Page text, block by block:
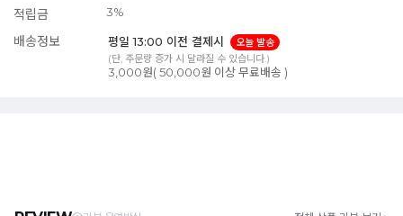
적립금 3%
배송정보 평일 13:00 이전 결제시
오늘 발송
(단, 주문량 증가 시 달라질 수 있습니다.)
3,000원( 50,000원 이상 무료배송 )